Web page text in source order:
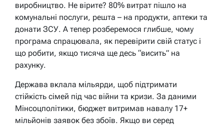
виробництво. Не вірите? 80% витрат пішло на
комунальні послуги, решта – на продукти, аптеки та
донати ЗСУ. А тепер розберемося глибше, чому
програма спрацювала, як перевірити свій статус і
що робити, якщо тисяча ще десь “висить” на
рахунку.
Держава вклала мільярди, щоб підтримати
стійкість сімей під час війни та кризи. За даними
Мінсоцполітики, бюджет витримав навалу 17+
мільйонів заявок без збоїв. Якщо ви серед